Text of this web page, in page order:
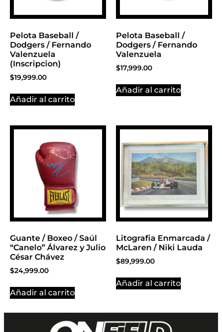
Pelota Baseball /
Dodgers / Fernando
Valenzuela
(Inscripcion)
$19,999.00
Añadir al carrito
Pelota Baseball /
Dodgers / Fernando
Valenzuela
$17,999.00
Añadir al carrito
Guante / Boxeo / Saúl
“Canelo” Álvarez y Julio
César Chávez
$24,999.00
Añadir al carrito
Litografia Enmarcada /
McLaren / Niki Lauda
$89,999.00
Añadir al carrito